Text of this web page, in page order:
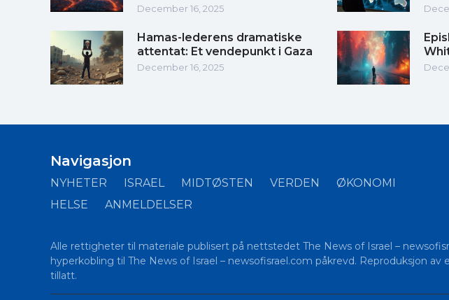
December 16, 2025
Hamas-lederens dramatiske
attentat: Et vendepunkt i Gaza
December 16, 2025
Navigasjon
NYHETER ISRAEL MIDTØSTEN VERDEN
ØKONOMI
HELSE
ANMELDELSER
Alle rettigheter til materiale publisert på nettstedet The News of Israel –
hyperkobling til The News of Israel – newsofisrael.com påkrevd. Reproduksjon
tillatt.